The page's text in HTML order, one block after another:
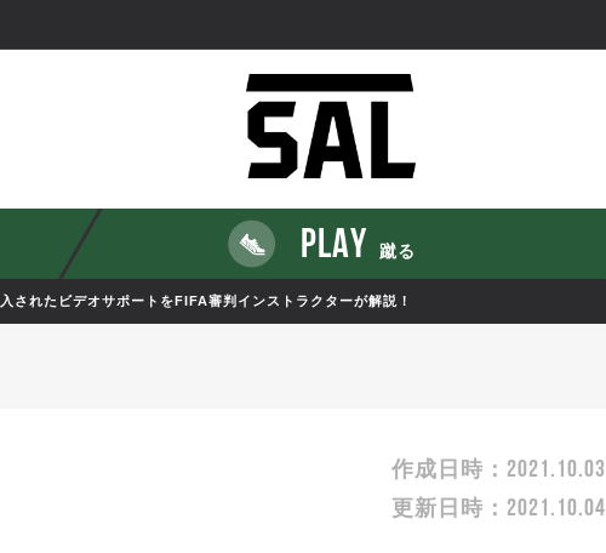
PLAY 蹴る
されたビデオサポートをFIFA審判インストラクターが解説！
作成日時： 2021.10.03
更新日時： 2021.10.04